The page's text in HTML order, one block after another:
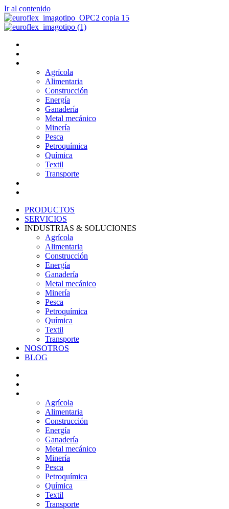
Ir al contenido
Agrícola
Alimentaria
Construcción
Energía
Ganadería
Metal mecánico
Minería
Pesca
Petroquímica
Química
Textil
Transporte
PRODUCTOS
SERVICIOS
INDUSTRIAS & SOLUCIONES
Agrícola
Alimentaria
Construcción
Energía
Ganadería
Metal mecánico
Minería
Pesca
Petroquímica
Química
Textil
Transporte
NOSOTROS
BLOG
Agrícola
Alimentaria
Construcción
Energía
Ganadería
Metal mecánico
Minería
Pesca
Petroquímica
Química
Textil
Transporte